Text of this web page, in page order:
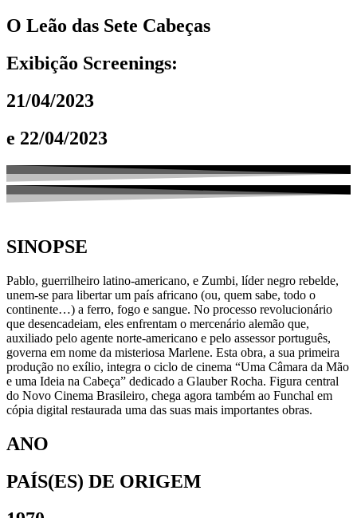
O Leão das Sete Cabeças
Exibição Screenings:
21/04/2023
e 22/04/2023
SINOPSE
Pablo, guerrilheiro latino-americano, e Zumbi, líder negro rebelde,
unem-se para libertar um país africano (ou, quem sabe, todo o
continente…) a ferro, fogo e sangue. No processo revolucionário
que desencadeiam, eles enfrentam o mercenário alemão que,
auxiliado pelo agente norte-americano e pelo assessor português,
governa em nome da misteriosa Marlene. Esta obra, a sua primeira
produção no exílio, integra o ciclo de cinema “Uma Câmara da Mão
e uma Ideia na Cabeça” dedicado a Glauber Rocha. Figura central
do Novo Cinema Brasileiro, chega agora também ao Funchal em
cópia digital restaurada uma das suas mais importantes obras.
ANO
PAÍS(ES) DE ORIGEM